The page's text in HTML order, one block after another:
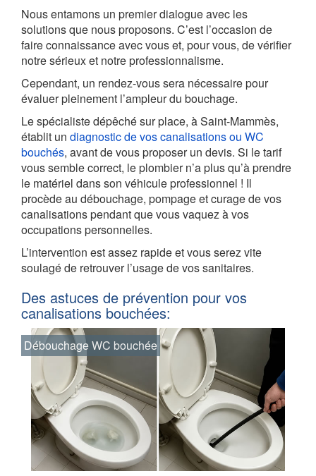
Nous entamons un premier dialogue avec les
solutions que nous proposons. C’est l’occasion de
faire connaissance avec vous et, pour vous, de vérifier
notre sérieux et notre professionnalisme.
Cependant, un rendez-vous sera nécessaire pour
évaluer pleinement l’ampleur du bouchage.
Le spécialiste dépêché sur place, à Saint-Mammès,
établit un diagnostic de vos canalisations ou WC
bouchés, avant de vous proposer un devis. Si le tarif
vous semble correct, le plombier n’a plus qu’à prendre
le matériel dans son véhicule professionnel ! Il
procède au débouchage, pompage et curage de vos
canalisations pendant que vous vaquez à vos
occupations personnelles.
L’intervention est assez rapide et vous serez vite
soulagé de retrouver l’usage de vos sanitaires.
Des astuces de prévention pour vos
canalisations bouchées:
Débouchage WC bouchée